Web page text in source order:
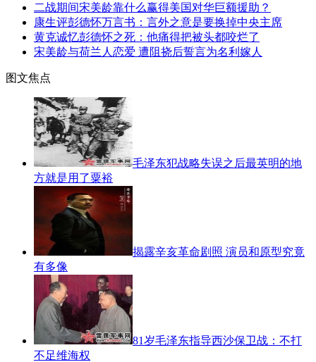
二战期间宋美龄靠什么赢得美国对华巨额援助？
康生评彭德怀万言书：言外之意是要换掉中央主席
黄克诚忆彭德怀之死：他痛得把被头都咬烂了
宋美龄与荷兰人恋爱 遭阻挠后誓言为名利嫁人
图文焦点
毛泽东犯战略失误之后最英明的地
方就是用了粟裕
揭露辛亥革命剧照 演员和原型究竟
有多像
81岁毛泽东指导西沙保卫战：不打
不足维海权